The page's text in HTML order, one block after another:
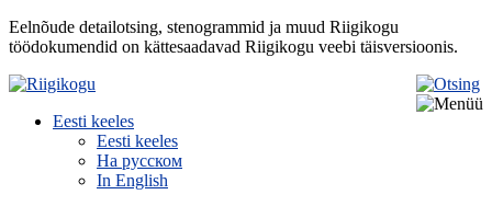
Eelnõude detailotsing, stenogrammid ja muud Riigikogu
töödokumendid on kättesaadavad Riigikogu veebi täisversioonis.
Eesti keeles
Eesti keeles
На русском
In English